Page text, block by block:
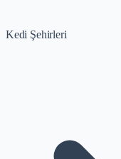
Kedi Şehirleri